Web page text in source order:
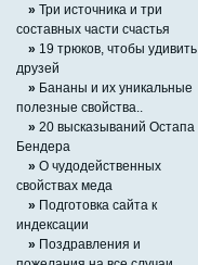
» Три источника и три
составных части счастья
» 19 трюков, чтобы удивить
друзей
» Бананы и их уникальные
полезные свойства..
» 20 высказываний Остапа
Бендера
» О чудодейственных
свойствах меда
» Подготовка сайта к
индексации
» Поздравления и